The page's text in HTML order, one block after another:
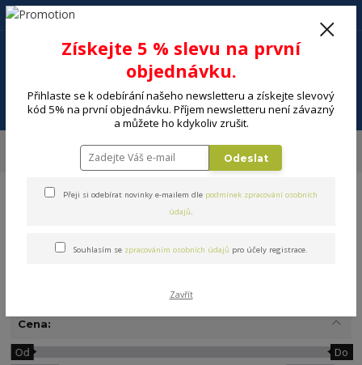
Menu
+420 602 494 600
Cena:
Od Do
Získejte 5 % slevu na první
objednávku.
Přihlaste se k odebírání našeho newsletteru a získejte slevový
kód 5% na první objednávku. Příjem newsletteru není závazný
a můžete ho kdykoliv zrušit.
Odeslat
Přeji si odebírat novinky e-mailem dle podmínek zpracování osobních
údajů.
Souhlasím se zpracováním osobních údajů pro účely registrace.
Zavřít